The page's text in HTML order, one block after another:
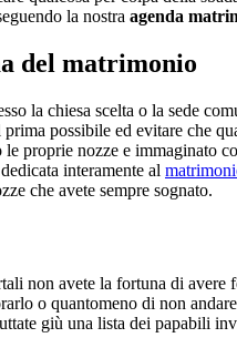
la nostra agenda
del matrimonio
la chiesa scelta o la sede
possibile ed evitare che
le proprie nozze e immaginato
interamente al
che avete sempre sognato.
non avete la fortuna di avere
o quantomeno di non
giù una lista dei papabili